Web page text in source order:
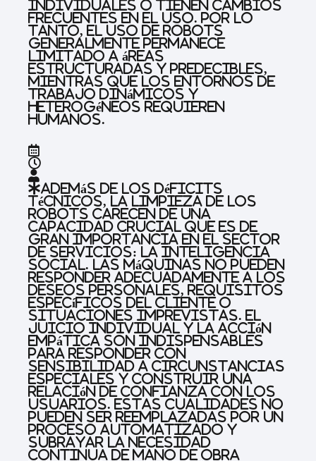
individuales o tienen cambios
frecuentes en el uso. Por lo
tanto, el uso de robots
generalmente permanece
limitado a áreas
estructuradas y predecibles,
mientras que los entornos de
trabajo dinámicos y
heterogéneos requieren
humanos.
Además de los déficits
técnicos, la limpieza de los
robots carecen de una
capacidad crucial que es de
gran importancia en el sector
de servicios: la inteligencia
social. Las máquinas no pueden
responder adecuadamente a los
deseos personales, requisitos
específicos del cliente o
situaciones imprevistas. El
juicio individual y la acción
empática son indispensables
para responder con
sensibilidad a circunstancias
especiales y construir una
relación de confianza con los
usuarios. Estas cualidades no
pueden ser reemplazadas por un
proceso automatizado y
subrayar la necesidad
continua de mano de obra